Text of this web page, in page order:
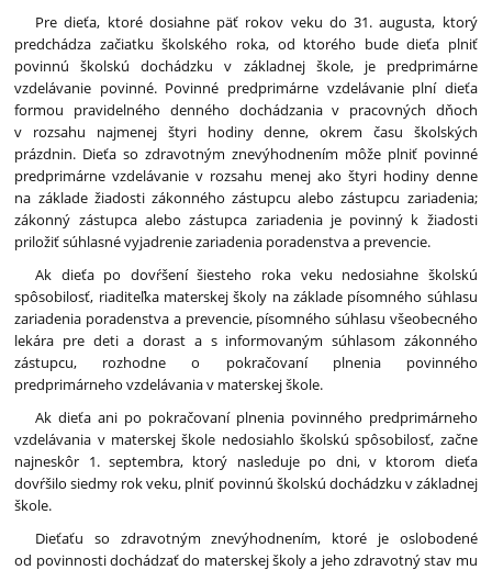
Pre dieťa, ktoré dosiahne päť rokov veku do 31. augusta, ktorý
predchádza začiatku školského roka, od ktorého bude dieťa plniť
povinnú školskú dochádzku v základnej škole, je predprimárne
vzdelávanie povinné. Povinné predprimárne vzdelávanie plní dieťa
formou pravidelného denného dochádzania v pracovných dňoch
v rozsahu najmenej štyri hodiny denne, okrem času školských
prázdnin. Dieťa so zdravotným znevýhodnením môže plniť povinné
predprimárne vzdelávanie v rozsahu menej ako štyri hodiny denne
na základe žiadosti zákonného zástupcu alebo zástupcu zariadenia;
zákonný zástupca alebo zástupca zariadenia je povinný k žiadosti
priložiť súhlasné vyjadrenie zariadenia poradenstva a prevencie.
Ak dieťa po dovŕšení šiesteho roka veku nedosiahne školskú
spôsobilosť, riaditeľka materskej školy na základe písomného súhlasu
zariadenia poradenstva a prevencie, písomného súhlasu všeobecného
lekára pre deti a dorast a s informovaným súhlasom zákonného
zástupcu, rozhodne o pokračovaní plnenia povinného
predprimárneho vzdelávania v materskej škole.
Ak dieťa ani po pokračovaní plnenia povinného predprimárneho
vzdelávania v materskej škole nedosiahlo školskú spôsobilosť, začne
najneskôr 1. septembra, ktorý nasleduje po dni, v ktorom dieťa
dovŕšilo siedmy rok veku, plniť povinnú školskú dochádzku v základnej
škole.
Dieťaťu so zdravotným znevýhodnením, ktoré je oslobodené
od povinnosti dochádzať do materskej školy a jeho zdravotný stav mu